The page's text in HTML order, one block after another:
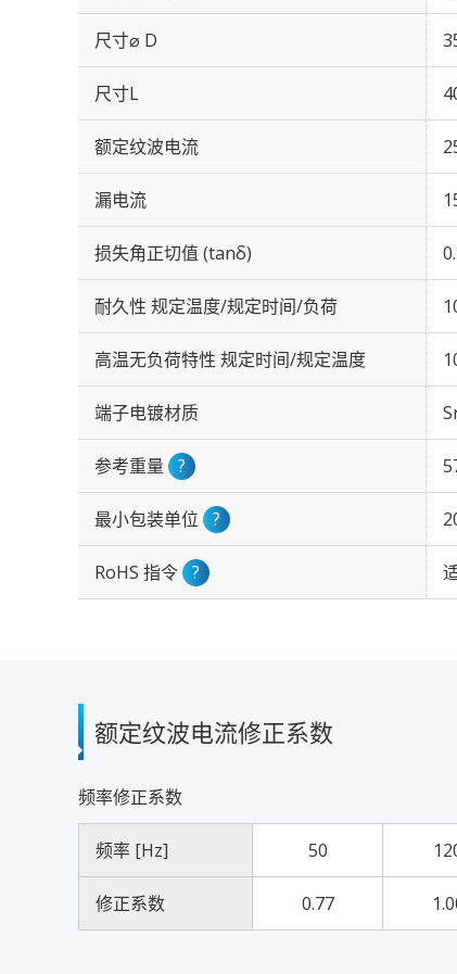
尺寸⌀ D
尺寸L
额定纹波电流
漏电流
损失角正切值 (tanδ)
耐久性 规定温度/规定时间/负荷
高温无负荷特性 规定时间/规定温度
端子电镀材质
参考重量 ?
最小包装单位 ?
RoHS 指令 ?
额定纹波电流修正系数
频率修正系数
频率 [Hz] 50
修正系数 0.77